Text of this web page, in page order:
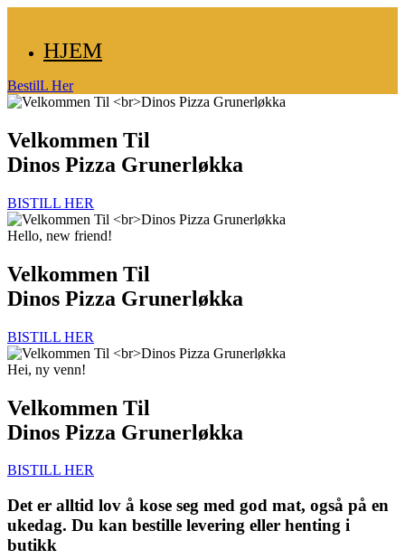
HJEM
BestilL Her
Velkommen Til
Dinos Pizza Grunerløkka
BISTILL HER
Hello, new friend!
Velkommen Til
Dinos Pizza Grunerløkka
BISTILL HER
Hei, ny venn!
Velkommen Til
Dinos Pizza Grunerløkka
BISTILL HER
Det er alltid lov å kose seg med god mat, også på en
ukedag. Du kan bestille levering eller henting i
butikk